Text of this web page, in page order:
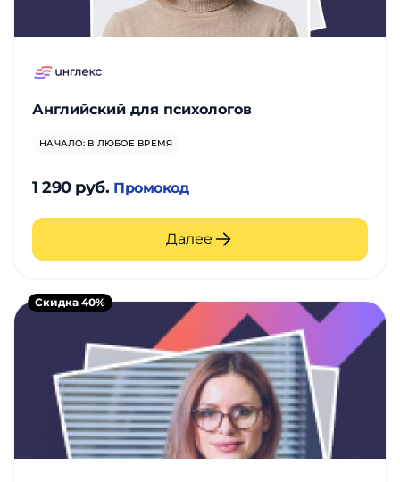
Английский для психологов
НАЧАЛО: В ЛЮБОЕ ВРЕМЯ
1 290 руб. Промокод
Далее
Скидка 40%